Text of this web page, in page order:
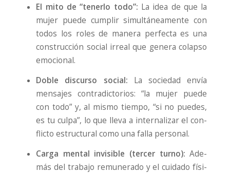
El mito de “tener­lo todo”: La idea de que la
mujer pue­de cum­plir simul­tá­nea­men­te con
todos los roles de mane­ra per­fec­ta es una
cons­truc­ción social irreal que gene­ra colap­so
emo­cio­nal.
Doble dis­cur­so social: La socie­dad envía
men­sa­jes con­tra­dic­to­rios: “la mujer pue­de
con todo” y, al mis­mo tiem­po, “si no pue­des,
es tu cul­pa”, lo que lle­va a inter­na­li­zar el con­
flic­to estruc­tu­ral como una falla per­so­nal.
Car­ga men­tal invi­si­ble (ter­cer turno): Ade­
más del tra­ba­jo remu­ne­ra­do y el cui­da­do físi­